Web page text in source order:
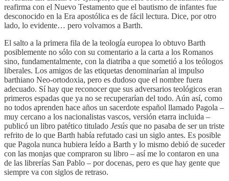
reafirma con el Nuevo Testamento que el bautismo de infantes fue
desconocido en la Era apostólica es de fácil lectura. Dice, por otro
lado, lo evidente… pero volvamos a Barth.
El salto a la primera fila de la teología europea lo obtuvo Barth
posiblemente no sólo con su comentario a la carta a los Romanos
sino, fundamentalmente, con la diatriba a que sometió a los teólogos
liberales. Los amigos de las etiquetas denominarían al impulso
barthiano Neo-ortodoxia, pero es dudoso que el nombre fuera
adecuado. Sí hay que reconocer que sus adversarios teológicos eran
primeros espadas que ya no se recuperarían del todo. Aún así, como
no todos aprenden hace años un sacerdote español llamado Pagola –
muy cercano a los nacionalistas vascos, versión etarra incluida –
publicó un libro patético titulado Jesús que no pasaba de ser un triste
refrito de lo que Barth había refutado casi un siglo antes. Es posible
que Pagola nunca hubiera leído a Barth y lo mismo debió de suceder
con las monjas que compraron su libro – así me lo contaron en una
de las librerías San Pablo – por docenas, pero es que hay gente que
siempre va con siglos de retraso.